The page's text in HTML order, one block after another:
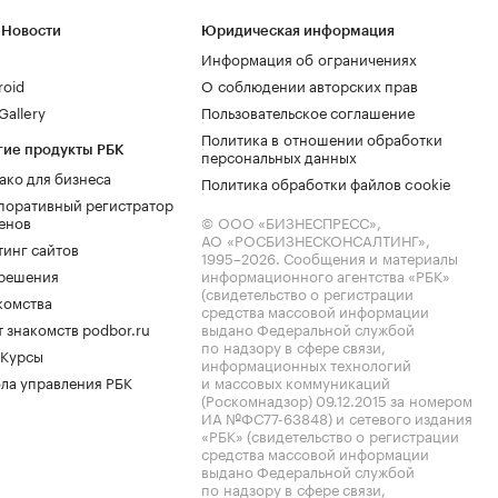
продукты РБК
для бизнеса
регистратор
сайтов
знакомств podbor.ru
управления РБК
Юридическая информация
Информация об ограничениях
О соблюдении авторских прав
Пользовательское соглашение
Политика в отношении обработки
персональных данных
Политика обработки файлов cookie
© ООО «БИЗНЕСПРЕСС»,
АО «РОСБИЗНЕСКОНСАЛТИНГ»,
1995–2026. Сообщения и материалы
информационного агентства «РБК»
(свидетельство о регистрации
средства массовой информации
выдано Федеральной службой
по надзору в сфере связи,
информационных технологий
и массовых коммуникаций
(Роскомнадзор) 09.12.2015 за номером
ИА №ФС77-63848) и сетевого издания
«РБК» (свидетельство о регистрации
средства массовой информации
выдано Федеральной службой
по надзору в сфере связи,